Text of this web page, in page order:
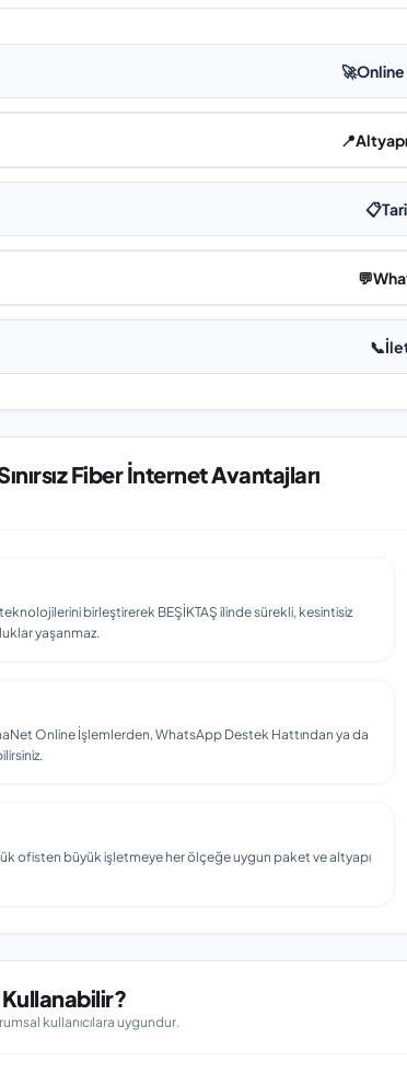
🚀Online
📍
📋
💬
📞
Fiber İnternet Avantajları
birleştirerek BEŞİKTAŞ ilinde sürekli, kesintisiz
yaşanmaz.
Online İşlemlerden, WhatsApp Destek Hattından ya da
ofisten büyük işletmeye her ölçeğe uygun paket ve altyapı
kullanıcılara uygundur.